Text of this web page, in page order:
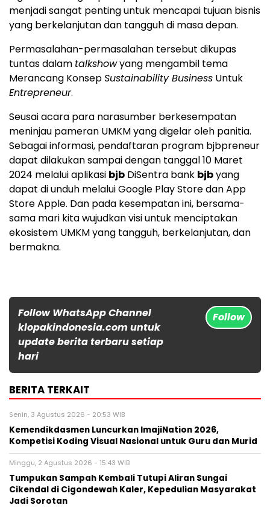
menjadi sangat penting untuk mencapai tujuan bisnis
yang berkelanjutan dan tangguh di masa depan.
Permasalahan-permasalahan tersebut dikupas
tuntas dalam talkshowyang mengambil tema
Merancang KonsepSustainability Business Untuk
Entrepreneur.
Seusai acara para narasumber berkesempatan
meninjau pameran UMKM yang digelar oleh panitia.
Sebagai informasi, pendaftaran program bjbpreneur
dapat dilakukan sampai dengan tanggal 10 Maret
2024 melalui aplikasi bjb DiSentra bank bjbyang
dapat di unduh melalui Google Play Store dan App
Store Apple. Dan pada kesempatan ini, bersama-
sama mari kita wujudkan visi untuk menciptakan
ekosistem UMKM yang tangguh, berkelanjutan, dan
bermakna.
Follow WhatsApp Channel
klopakindonesia.com untuk
update berita terbaru setiap
hari
Follow
BERITA TERKAIT
Senin, 3 Agustus 2026 - 20:53 WIB
Kemendikdasmen Luncurkan ImajiNation 2026,
Kompetisi Koding Visual Nasional untuk Guru dan Murid
Minggu, 2 Agustus 2026 - 15:43 WIB
Tumpukan Sampah Kembali Tutupi Aliran Sungai
Cikendal di Cigondewah Kaler, Kepedulian Masyarakat
Jadi Sorotan